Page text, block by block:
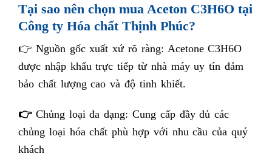
Tại sao nên chọn mua Aceton C3H6O tại
Công ty Hóa chất Thịnh Phúc?
👉 Nguồn gốc xuất xứ rõ ràng: Acetone C3H6O
được nhập khẩu trực tiếp từ nhà máy uy tín đảm
bảo chất lượng cao và độ tinh khiết.
👉 Chủng loại đa dạng: Cung cấp đầy đủ các
chủng loại hóa chất phù hợp với nhu cầu của quý
khách